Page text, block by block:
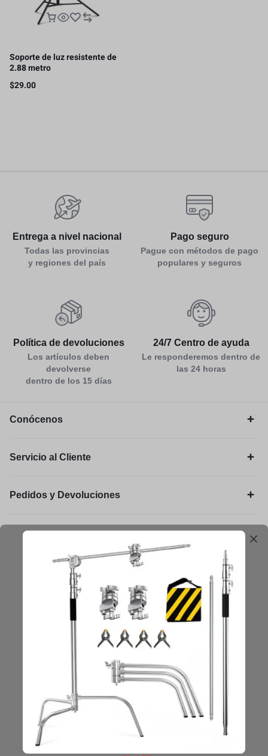
Soporte de luz resistente de
2.88 metro
$29.00
Entrega a nivel nacional
Todas las provincias
y regiones del país
Pago seguro
Pague con métodos de pago
populares y seguros
Política de devoluciones
Los artículos deben
devolverse
dentro de los 15 días
24/7 Centro de ayuda
Le responderemos dentro de
las 24 horas
Conócenos
Servicio al Cliente
Pedidos y Devoluciones
Legal
Mantengámonos en contacto
Obtenga consejos, sugerencias, actualizaciones y más.
Mantenerse en Contacto
Copyright © 2025 Vasto, All